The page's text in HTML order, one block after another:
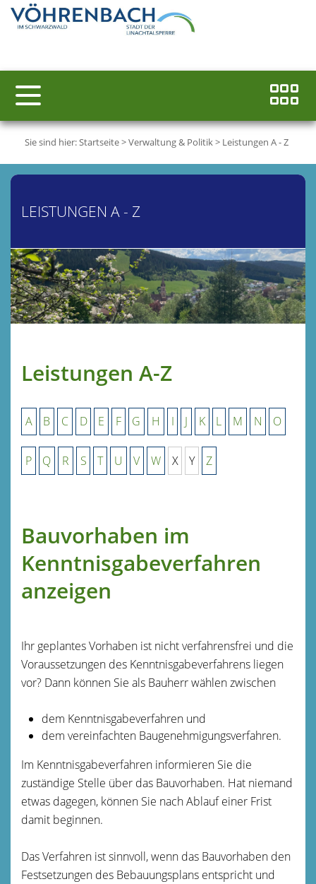
Sie sind hier:Startseite>Verwaltung & Politik> Leistungen A - Z
LEISTUNGEN A - Z
Leistungen A-Z
A B C D E F G H I J K L M N O
P Q R S T U V W X Y Z
Bauvorhaben im
Kenntnisgabeverfahren
anzeigen
Ihr geplantes Vorhaben ist nicht verfahrensfrei und die
Voraussetzungen des Kenntnisgabeverfahrens liegen
vor? Dann können Sie als Bauherr wählen zwischen
dem Kenntnisgabeverfahren und
dem vereinfachten Baugenehmigungsverfahren.
Im Kenntnisgabeverfahren informieren Sie die
zuständige Stelle über das Bauvorhaben. Hat niemand
etwas dagegen, können Sie nach Ablauf einer Frist
damit beginnen.
Das Verfahren ist sinnvoll, wenn das Bauvorhaben den
Festsetzungen des Bebauungsplans entspricht und